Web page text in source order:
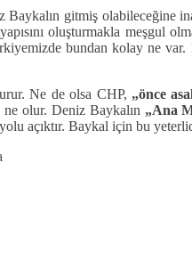
Baykalın gitmiş olabileceğine
oluşturmakla meşgul
bundan kolay ne
Ne de olsa CHP, „önce
ne olur. Deniz Baykalın „Ana
açıktır. Baykal için bu